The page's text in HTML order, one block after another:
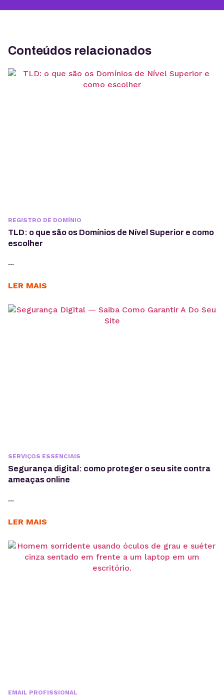
Conteúdos relacionados
REGISTRO DE DOMÍNIO
TLD: o que são os Domínios de Nível Superior e como
escolher
...
LER MAIS
SERVIÇOS ESSENCIAIS
Segurança digital: como proteger o seu site contra
ameaças online
...
LER MAIS
EMAIL PROFISSIONAL